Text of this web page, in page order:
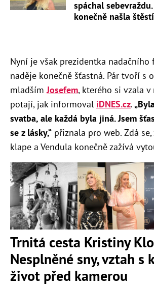
spáchal
konečně našla štěstí
Nyní je však prezidentka nadačního
naděje konečně šťastná. Pár tvoří s
mladšímJosefem, kterého si vzala v
potají, jak informoval iDNES.cz.
svatba, ale každá byla jiná. Jsem
se z lásky,“ přiznala pro web. Zdá
klape a Vendula konečně zažívá
Trnitá cesta Kristiny
Nesplněné sny, vztah s
život před kamerou